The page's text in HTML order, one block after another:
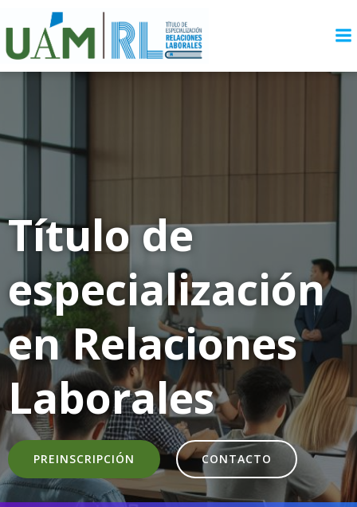
al
contenido
Título de
especialización
en Relaciones
Laborales
PREINSCRIPCIÓN CONTACTO